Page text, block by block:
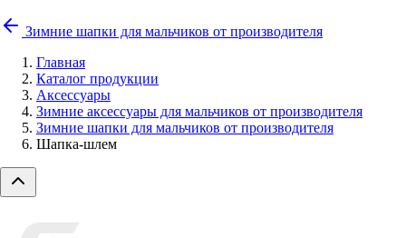
Зимние шапки для мальчиков от производителя
Главная
Каталог продукции
Аксессуары
Зимние аксессуары для мальчиков от производителя
Зимние шапки для мальчиков от производителя
Шапка-шлем